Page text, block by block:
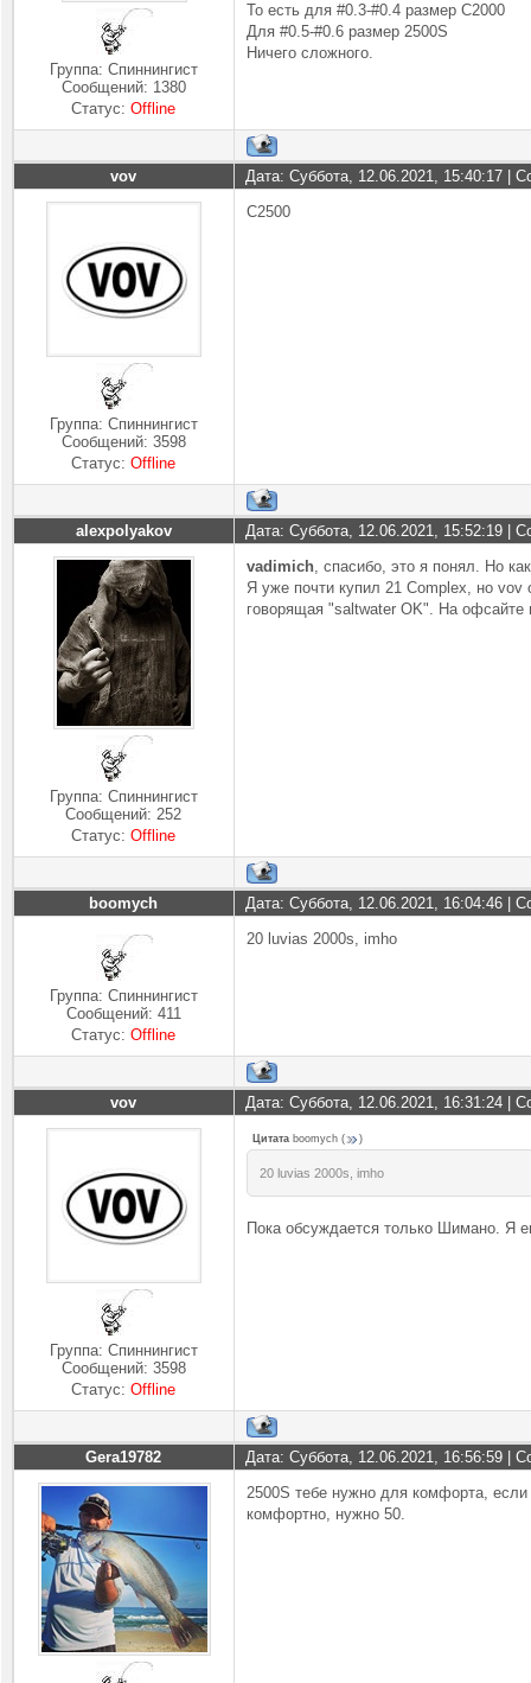
Группа: Спиннингист
Сообщений: 1380
Статус:Offline
То есть для #0.3-#0.4 размер С2000
Для #0.5-#0.6 размер 2500S
Ничего сложного.
vov Дата: Суббота, 12.06.2021, 15:40:17 |
Группа: Спиннингист
Сообщений: 3598
Статус:Offline
C2500
alexpolyakov Дата: Суббота, 12.06.2021, 15:52:19 |
Группа: Спиннингист
Сообщений:252
Статус:Offline
vadimich, спасибо, это я понял. Но
Я уже почти купил 21 Complex, но vov
говорящая "saltwater OK". На офсайте
boomych Дата: Суббота, 12.06.2021, 16:04:46 |
Группа: Спиннингист
Сообщений: 411
Статус:Offline
20 luvias 2000s, imho
vov Дата: Суббота, 12.06.2021, 16:31:24 |
Группа: Спиннингист
Сообщений: 3598
Статус:Offline
Цитата boomych ( )
20 luvias 2000s, imho
Пока обсуждается только Шимано. Я
Gera19782 Дата: Суббота, 12.06.2021, 16:56:59 |
2500S тебе нужно для комфорта,
комфортно, нужно 50.